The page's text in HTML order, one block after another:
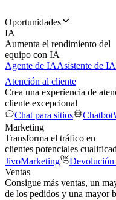
Oportunidades
IA
Aumenta el rendimiento del
equipo con IA
Agente de IAAsistente de IA
Atención al cliente
Crea una experiencia de
cliente excepcional
Chat para sitios
Chatbot
Marketing
Transforma el tráfico en
clientes potenciales
JivoMarketing
Devolución
Ventas
Consigue más ventas, un
de los pedidos y una mayor